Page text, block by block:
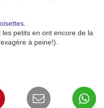
petits en ont encore de la
à peine!).